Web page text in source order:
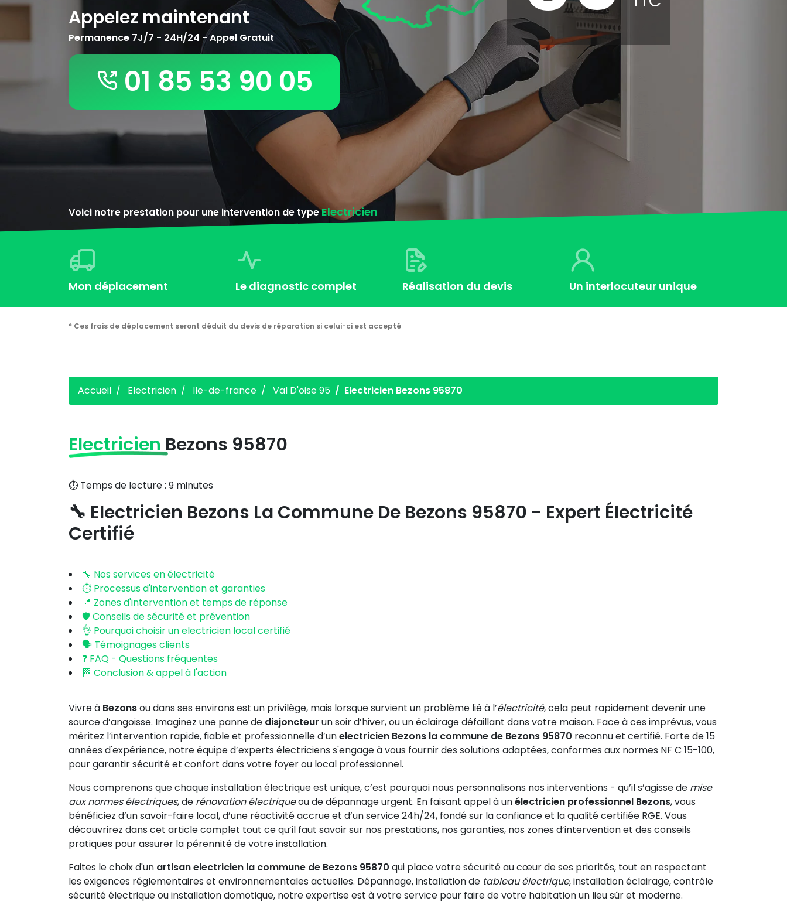
Appelez maintenant
Permanence 7J/7 - 24H/24 - Appel Gratuit
01 85 53 90 05
Voici notre prestation pour une intervention de typeElectricien
Mon déplacement Le diagnostic complet Réalisation du devis Un interlocuteur unique
* Ces frais de déplacement seront déduit du devis de réparation si celui-ci est accepté
Accueil Electricien Ile-de-france Val D'oise 95 Electricien Bezons 95870
Electricien Bezons 95870
⏱️ Temps de lecture : 9 minutes
🔧 Electricien Bezons La Commune De Bezons 95870 - Expert Électricité
Certifié
🔧 Nos services en électricité
⏱️ Processus d'intervention et garanties
📍 Zones d'intervention et temps de réponse
🛡️ Conseils de sécurité et prévention
👌 Pourquoi choisir un electricien local certifié
🗣️ Témoignages clients
❓ FAQ - Questions fréquentes
🏁 Conclusion & appel à l'action
Vivre à Bezonsou dans ses environs est un privilège, mais lorsque survient un problème lié à l’électricité, cela peut rapidement devenir une
source d’angoisse. Imaginez une panne de disjoncteur un soir d’hiver, ou un éclairage défaillant dans votre maison. Face à ces imprévus, vous
méritez l’intervention rapide, fiable et professionnelle d’unelectricien Bezons la commune de Bezons 95870 reconnu et certifié. Forte de 15
années d'expérience, notre équipe d’experts électriciens s'engage à vous fournir des solutions adaptées, conformes aux normes NF C 15-100,
pour garantir sécurité et confort dans votre foyer ou local professionnel.
Nous comprenons que chaque installation électrique est unique, c’est pourquoi nous personnalisons nos interventions - qu’il s’agisse de mise
aux normes électriques, de rénovation électriqueou de dépannage urgent. En faisant appel à unélectricien professionnel Bezons, vous
bénéficiez d’un savoir-faire local, d’une réactivité accrue et d’un service 24h/24, fondé sur la confiance et la qualité certifiée RGE. Vous
découvrirez dans cet article complet tout ce qu’il faut savoir sur nos prestations, nos garanties, nos zones d’intervention et des conseils
pratiques pour assurer la pérennité de votre installation.
Faites le choix d'un artisan electricien la commune de Bezons 95870 qui place votre sécurité au cœur de ses priorités, tout en respectant
les exigences réglementaires et environnementales actuelles. Dépannage, installation de tableau électrique, installation éclairage, contrôle
sécurité électrique ou installation domotique, notre expertise est à votre service pour faire de votre habitation un lieu sûr et moderne.